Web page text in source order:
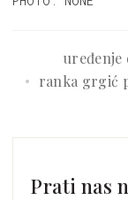
uređenje
ranka grgić
Prati nas